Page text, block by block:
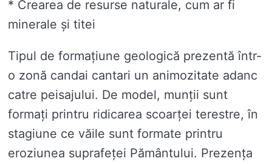
* Crearea de resurse naturale, cum ar fi
minerale și titei
Tipul de formațiune geologică prezentă într-
o zonă candai cantari un animozitate adanc
catre peisajului. De model, munții sunt
formați printru ridicarea scoarței terestre, în
stagiune ce văile sunt formate printru
eroziunea suprafeței Pământului. Prezența